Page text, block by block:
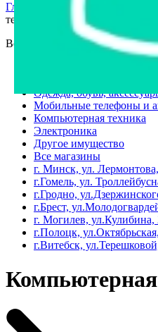
Главная страница
техника
Все категории
Одежда, обувь,
Мобильные телефоны и
Компьютерная техника
Электроника
Другое имущество
Все магазины
г. Минск, ул.
г.Гомель, ул.
г.Гродно,
г.Брест,
г. Могилев, ул.Кулибина,
г.Полоцк,
г.Витебск,